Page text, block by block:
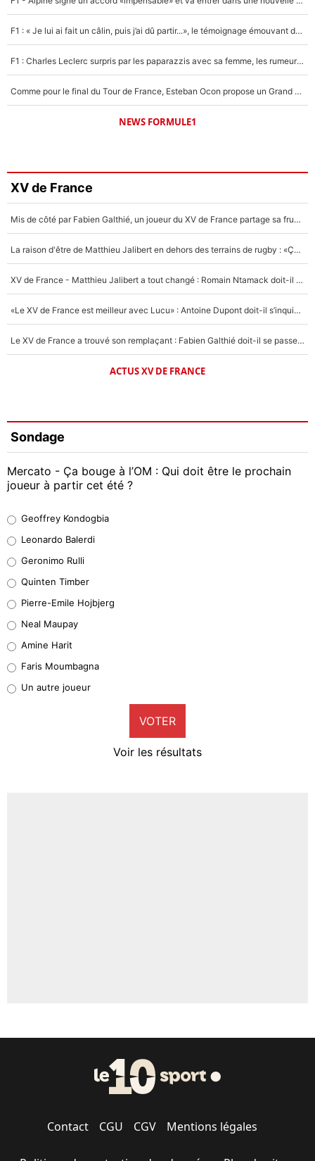
F1 : « Je lui ai fait un câlin, puis j’ai dû partir...», le témoignage émouvant de Max Verstappen sur sa fille
F1 : Charles Leclerc surpris par les paparazzis avec sa femme, les rumeurs étaient vraies !
Comme pour le final du Tour de France, Esteban Ocon propose un Grand Prix de Formule 1 à Paris : «Autour de l’Arc de Triomphe, ce serait génial» !
NEWS FORMULE1
XV de France
Mis de côté par Fabien Galthié, un joueur du XV de France partage sa frustration : «ils ne me l’ont pas dit tout de suite»
La raison d'être de Matthieu Jalibert en dehors des terrains de rugby : «Ça m'atteint autant que si tu touches à un membre de ma famille»
XV de France - Matthieu Jalibert a tout changé : Romain Ntamack doit-il s’inquiéter pour sa place à un an de la Coupe du monde ?
«Le XV de France est meilleur avec Lucu» : Antoine Dupont doit-il s’inquiéter pour sa place ?
Le XV de France a trouvé son remplaçant : Fabien Galthié doit-il se passer d'Antoine Dupont ?
ACTUS XV DE FRANCE
Sondage
Mercato - Ça bouge à l’OM : Qui doit être le prochain
joueur à partir cet été ?
38%
32%
5%
1%
9%
Geoffrey Kondogbia
Leonardo Balerdi
Geronimo Rulli
Quinten Timber
Pierre-Emile Hojbjerg
Neal Maupay
Amine Harit
Faris Moumbagna
Un autre joueur
VOTER
Voir les résultats
Contact CGU CGV Mentions légales